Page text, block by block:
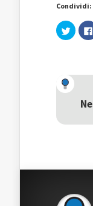
Condividi:
Fai
clic
(Si
apre
una
nuova